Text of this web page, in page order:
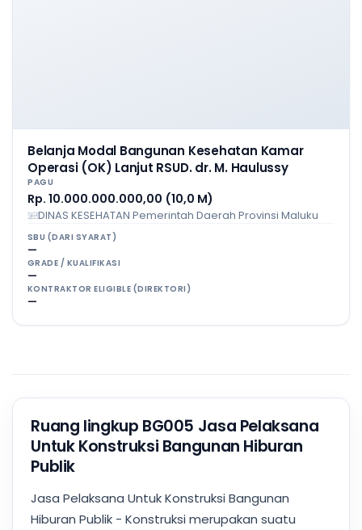
Belanja Modal Bangunan Kesehatan Kamar
Operasi (OK) Lanjut RSUD. dr. M. Haulussy
PAGU
Rp. 10.000.000.000,00 (10,0 M)
DINAS KESEHATAN Pemerintah Daerah Provinsi Maluku
SBU (DARI SYARAT)
—
GRADE / KUALIFIKASI
—
KONTRAKTOR ELIGIBLE (DIREKTORI)
—
Ruang lingkup BG005 Jasa Pelaksana
Untuk Konstruksi Bangunan Hiburan
Publik
Jasa Pelaksana Untuk Konstruksi Bangunan
Hiburan Publik - Konstruksi merupakan suatu